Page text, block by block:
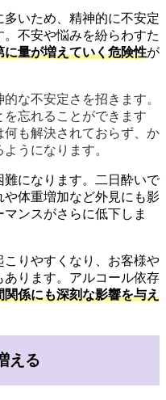
いため、精神的に不安定
不安や悩みを紛らわすた
に量が増えていく危険性が
な不安定さを招きます。
忘れることができます
も解決されておらず、か
うになります。
になります。二日酔いで
体重増加など外見にも影
ンスがさらに低下しま
こりやすくなり、お客様や
ります。アルコール依存
関係にも深刻な影響を与え
える